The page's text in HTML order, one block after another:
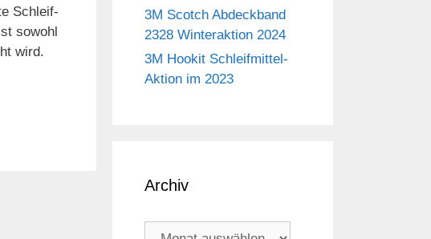
Schleif-
sowohl
wird.
3M Scotch Abdeckband
2328 Winteraktion 2024
3M Hookit Schleifmittel-
Aktion im 2023
Archiv
Archiv